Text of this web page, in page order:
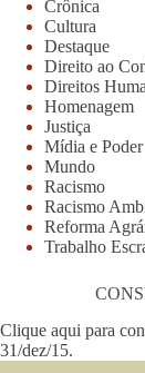
Crônica
Cultura
Destaque
Direito ao
Direitos
Homenagem
Justiça
Mídia e Poder
Mundo
Racismo
Racismo
Reforma
Trabalho
Clique aqui para
31/dez/15.